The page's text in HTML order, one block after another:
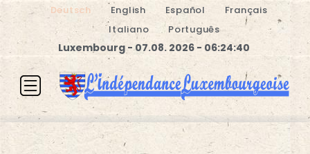
Deutsch English Español
Français
Italiano
Português
Luxembourg - 07.08. 2026 - 06:24:40